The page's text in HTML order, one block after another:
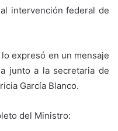
intervención federal de
expresó en un mensaje
junto a la secretaria de
García Blanco.
del Ministro: